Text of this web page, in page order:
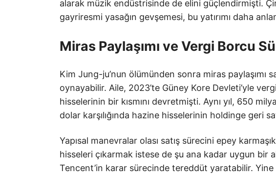
alarak müzik endüstrisinde de elini güçlendirmişti.
gayriresmi yasağın gevşemesi, bu yatırımı daha
Miras Paylaşımı ve Vergi Borcu
Kim Jung-ju’nun ölümünden sonra miras paylaşımı
oynayabilir. Aile, 2023’te Güney Kore Devleti’yle
hisselerinin bir kısmını devretmişti. Aynı yıl, 650
dolar karşılığında hazine hisselerinin holdinge geri
Yapısal manevralar olası satış sürecini epey
hisseleri çıkarmak istese de şu ana kadar uygun bir
Tencent’in karar sürecinde tereddüt yaratabilir.